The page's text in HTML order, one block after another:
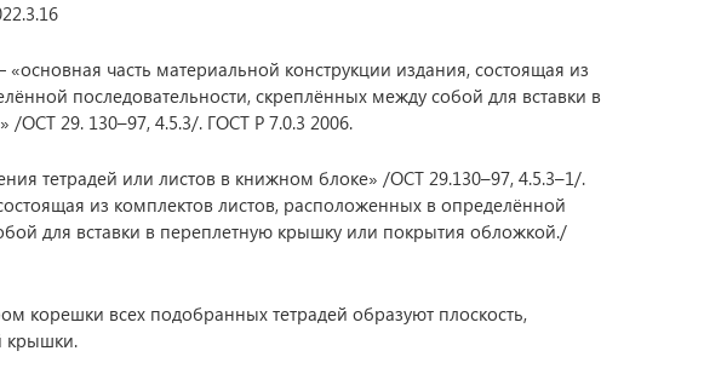
часть материальной конструкции издания, состоящая из
последовательности, скреплённых между собой для вставки в
29. 130–97, 4.5.3/. ГОСТ Р 7.0.3 2006.
тетрадей или листов в книжном блоке» /ОСТ 29.130–97, 4.5.3–1/.
из комплектов листов, расположенных в определённой
для вставки в переплетную крышку или покрытия обложкой./
корешки всех подобранных тетрадей образуют плоскость,
крышки.